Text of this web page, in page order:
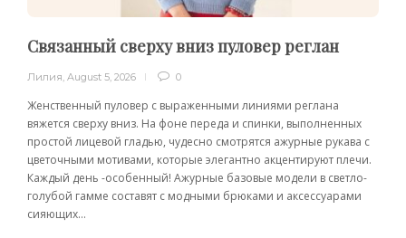
Связанный сверху вниз пуловер реглан
Лилия, August 5, 2026 0
Женственный пуловер с выраженными линиями реглана
вяжется сверху вниз. На фоне переда и спинки, выполненных
простой лицевой гладью, чудесно смотрятся ажурные рукава с
цветочными мотивами, которые элегантно акцентируют плечи.
Каждый день -особенный! Ажурные базовые модели в светло-
голубой гамме составят с модными брюками и аксессуарами
сияющих...